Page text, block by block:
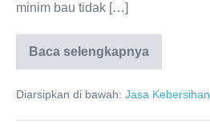
minim bau tidak […]
Baca selengkapnya
Sedot
WC
–
Bersih,
Diarsipkan di bawah: Jasa Kebersihan